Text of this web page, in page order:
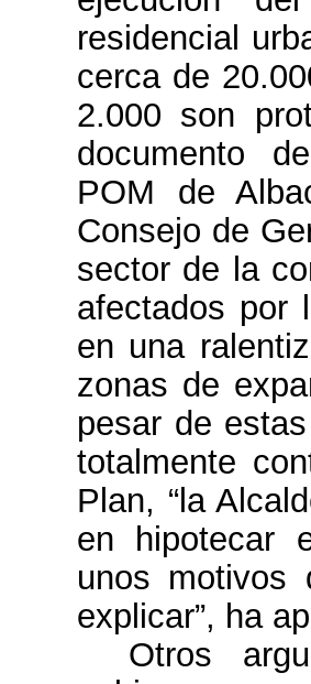
residencial
cerca de
2.000 son
documento
POM de
Consejo de
sector de la
afectados por
en una
zonas de
pesar de
totalmente
Plan, “la
en hipotecar
unos motivos
explicar”, ha
Otros